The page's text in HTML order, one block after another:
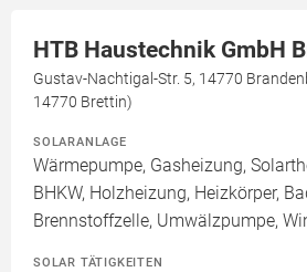
HTB Haustechnik GmbH
Gustav-Nachtigal-Str. 5, 14770
14770 Brettin)
SOLARANLAGE
Wärmepumpe, Gasheizung,
BHKW, Holzheizung, Heizkörper,
Brennstoffzelle, Umwälzpumpe,
SOLAR TÄTIGKEITEN